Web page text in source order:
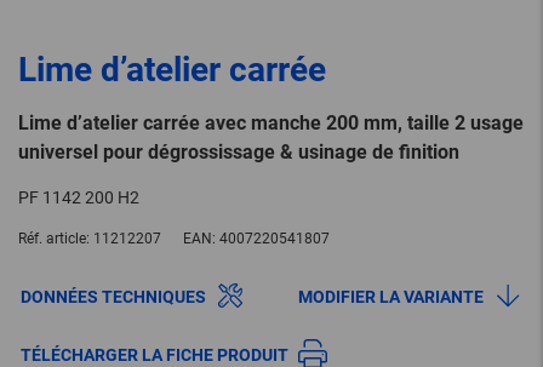
Lime d’atelier carrée
Lime d’atelier carrée avec manche 200 mm, taille 2 usage
universel pour dégrossissage & usinage de finition
PF 1142 200 H2
Réf. article: 11212207 EAN: 4007220541807
DONNÉES TECHNIQUES MODIFIER LA VARIANTE
TÉLÉCHARGER LA FICHE PRODUIT